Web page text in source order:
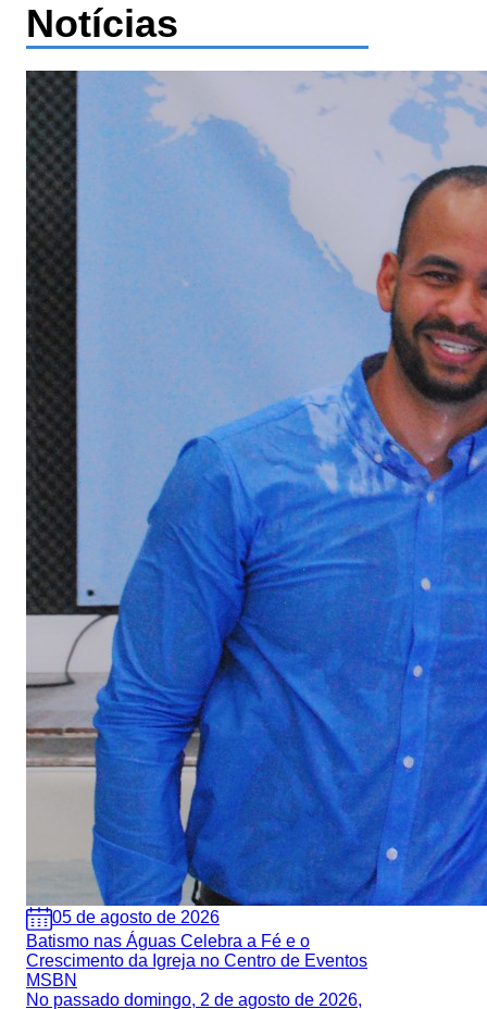
Notícias
05 de agosto de 2026
Batismo nas Águas Celebra a Fé e o
Crescimento da Igreja no Centro de Eventos
MSBN
No passado domingo, 2 de agosto de 2026,